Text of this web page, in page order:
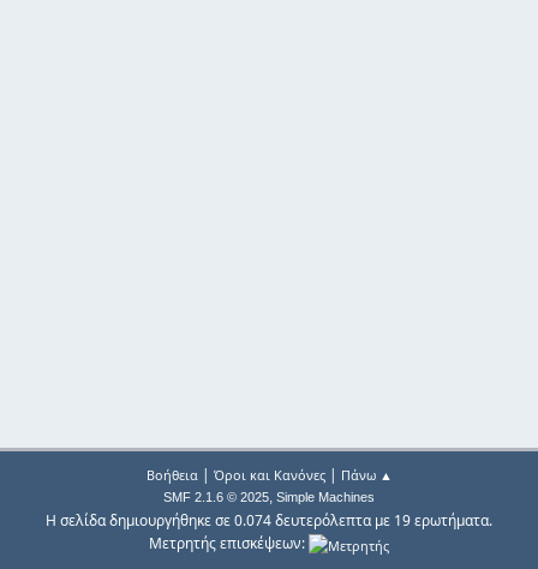
Βοήθεια| Όροι και Κανόνες| Πάνω ▲
SMF 2.1.6 © 2025, Simple Machines
Η σελίδα δημιουργήθηκε σε 0.074 δευτερόλεπτα με 19 ερωτήματα.
Μετρητής επισκέψεων: